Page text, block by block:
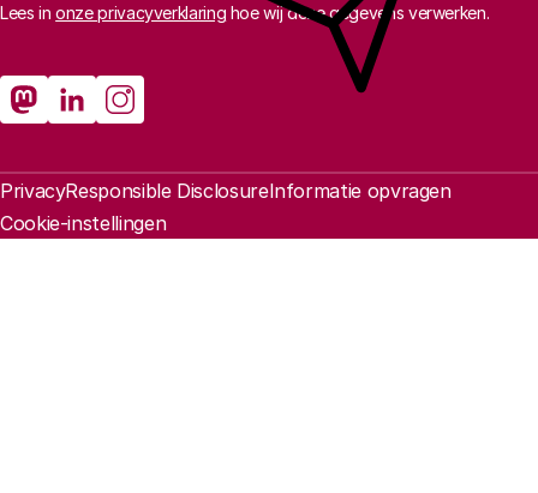
Lees inonze privacyverklaring hoe wij deze gegevens verwerken.
Sociale media
Rathenau Mastodon
Rathenau LinkedIn
Rathenau Instagram
Juridische informatie
PrivacyResponsible DisclosureInformatie opvragen
Cookie-instellingen